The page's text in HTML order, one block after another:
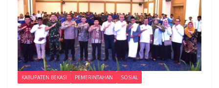
KABUPATEN BEKASI PEMERINTAHAN SOSIAL